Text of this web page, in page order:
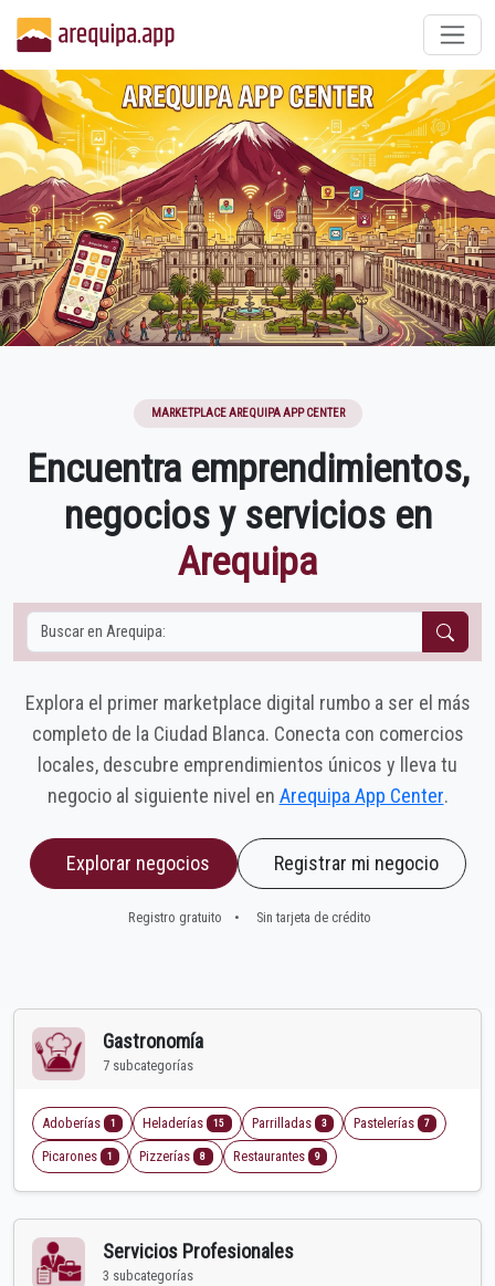
MARKETPLACEAREQUIPA APP CENTER
Encuentra emprendimientos,
negocios y servicios en
Arequipa
Explora el primer marketplace digital rumbo a ser el más
completo de la Ciudad Blanca. Conecta con comercios
locales, descubre emprendimientos únicos y lleva tu
negocio al siguiente nivel en Arequipa App Center.
Explorar negocios Registrar mi negocio
Registro gratuito • Sin tarjeta de crédito
Gastronomía
7 subcategorías
Adoberías 1 Heladerías 15 Parrilladas 3 Pastelerías 7
Picarones 1 Pizzerías 8 Restaurantes 9
Servicios Profesionales
3 subcategorías